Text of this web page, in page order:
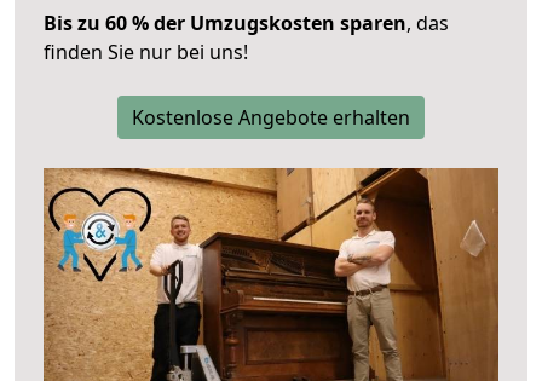
Bis zu 60 % der Umzugskosten sparen, das
finden Sie nur bei uns!
Kostenlose Angebote erhalten